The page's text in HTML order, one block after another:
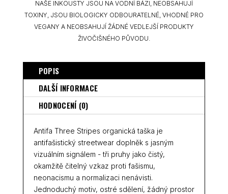
NAŠE INKOUSTY JSOU NA VODNÍ BÁZI, NEOBSAHUJÍ
TOXINY, JSOU BIOLOGICKY ODBOURATELNÉ, VHODNÉ PRO
VEGANY A NEOBSAHUJÍ ŽÁDNÉ VEDLEJŠÍ PRODUKTY
ŽIVOČIŠNÉHO PŮVODU.
POPIS
DALŠÍ INFORMACE
HODNOCENÍ (0)
Antifa Three Stripes organická taška je
antifašistický streetwear doplněk s jasným
vizuálním signálem - tři pruhy jako čistý,
okamžitě čitelný vzkaz proti fašismu,
neonacismu a normalizaci nenávisti.
Jednoduchý motiv, ostré sdělení, žádný prostor